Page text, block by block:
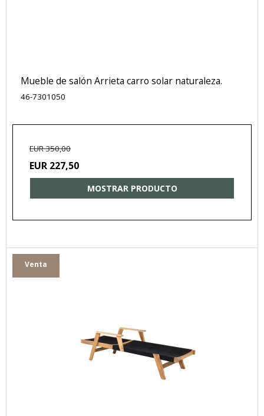
Mueble de salón Arrieta carro solar naturaleza.
46-7301050
EUR 350,00
EUR 227,50
MOSTRAR PRODUCTO
Venta